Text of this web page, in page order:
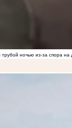
ночью из-за спора на